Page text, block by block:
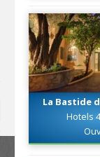
La Bastide
Hotels